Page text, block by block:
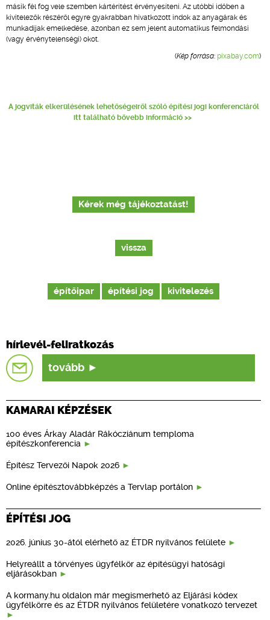
másik fél fog vele szemben kártérítést érvényesíteni. Az utóbbi időben a
kivitelezők részéről egyre gyakrabban hivatkozott indok az anyagárak és
munkadíjak emelkedése, azonban ez sem jelent automatikus felmondási
(vagy érvénytelenségi) okot.
(Kép forrása: pixabay.com)
A jogviták elkerülésének lehetőségeiről szóló építési jogi konferenciáról
itt található bővebb információ >>
Kérek még tájékoztatást!
vissza
építőipar építési jog kivitelezés
hírlevél-feliratkozás
tovább
KAMARAI KÉPZÉSEK
100 éves Árkay Aladár Rákócziánum temploma
építészkonferencia
Építész Tervezői Napok 2026
Online építésztovábbképzés a Tervlap portálon
ÉPÍTÉSI JOG
2026. június 30-ától elérhető az ÉTDR nyilvános felülete
Helyreállt a törvényes ügyfélkör az építésügyi hatósági
eljárásokban
A kormany.hu oldalon már megismerhető az Eljárási kódex
ügyfélkörre és az ÉTDR nyilvános felületére vonatkozó tervezet